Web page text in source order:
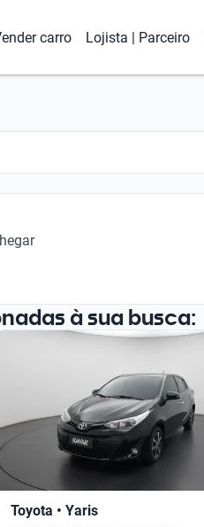
carro Lojista | Parceiro
à sua busca:
Toyota • Yaris